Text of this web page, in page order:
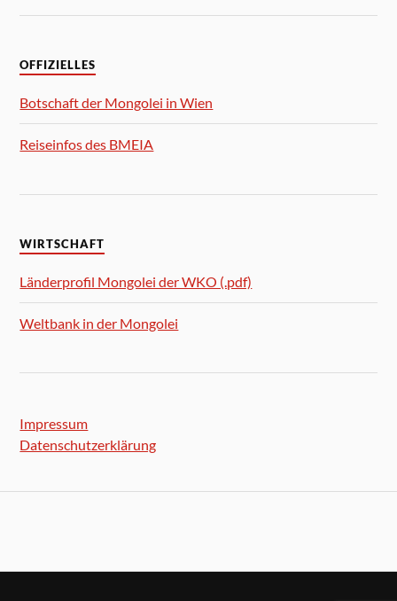
OFFIZIELLES
Botschaft der Mongolei in Wien
Reiseinfos des BMEIA
WIRTSCHAFT
Länderprofil Mongolei der WKO (.pdf)
Weltbank in der Mongolei
Impressum
Datenschutzerklärung